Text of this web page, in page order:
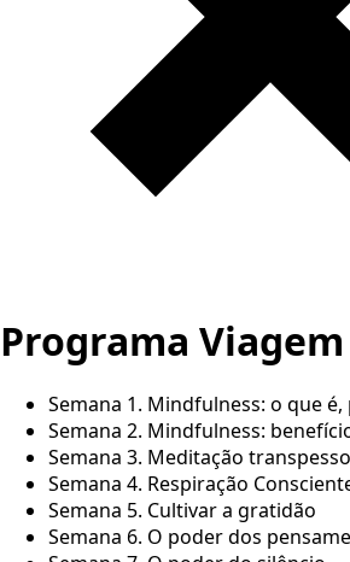
Programa Viagem
Semana 1. Mindfulness: o que
Semana 2. Mindfulness:
Semana 3. Meditação
Semana 4. Respiração
Semana 5. Cultivar a gratidão
Semana 6. O poder dos